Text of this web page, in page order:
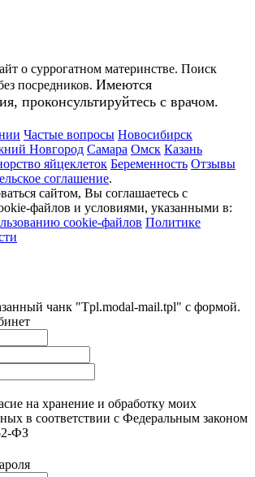
о суррогатном материнстве. Поиск
посредников. Имеются
проконсультируйтесь с врачом.
Частые вопросы Новосибирск
Новгород Самара Омск Казань
яйцеклеток Беременность Отзывы
соглашение.
сайтом, Вы соглашаетесь с
файлов и условиями, указанными в:
cookie-файлов Политике
чанк "Tpl.modal-mail.tpl" с формой.
на хранение и обработку моих
в соответствии с Федеральным законом
ФЗ